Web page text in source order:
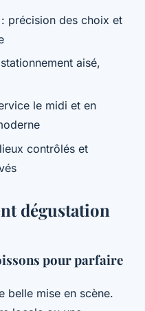
: précision des choix et
aisé,
le midi et en
contrôlés et
dégustation
pour parfaire
belle mise en scène.